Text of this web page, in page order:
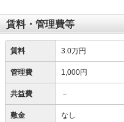
賃料・管理費等
賃料 3.0万円
管理費 1,000円
共益費 －
敷金 なし